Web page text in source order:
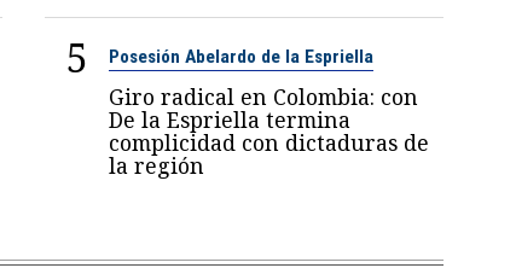
5 Posesión Abelardo de la Espriella
Giro radical en Colombia: con
De la Espriella termina
complicidad con dictaduras de
la región